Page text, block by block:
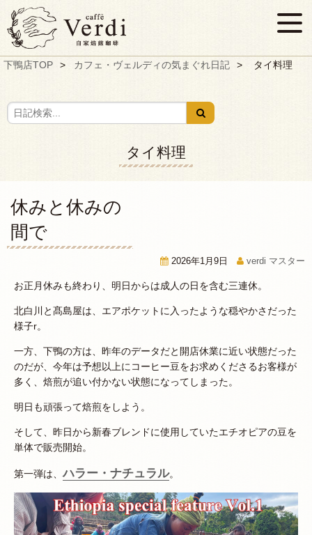
下鴨店TOP カフェ・ヴェルディの気まぐれ日記 タイ料理
タイ料理
休みと休みの
間で
2026年1月9日 verdi マスター
お正月休みも終わり、明日からは成人の日を含む三連休。
北白川と髙島屋は、エアポケットに入ったような穏やかさだった
様子r。
一方、下鴨の方は、昨年のデータだと開店休業に近い状態だった
のだが、今年は予想以上にコーヒー豆をお求めくださるお客様が
多く、焙煎が追い付かない状態になってしまった。
明日も頑張って焙煎をしよう。
そして、昨日から新春ブレンドに使用していたエチオピアの豆を
単体で販売開始。
第一弾は、ハラー・ナチュラル。